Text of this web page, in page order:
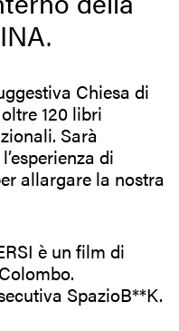
Chiesa di
120 libri
Sarà
di
allargare la nostra
è un film di
SpazioB**K.